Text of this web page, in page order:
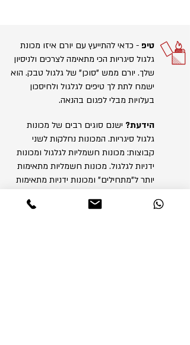
טיפ - כדאי להתייעץ עם יורם איזו מכונת
גלגול סיגריות הכי מתאימה לצרכים ולניסיון
שלך. יורם ממש "סוכן" של גלגול טבק. הוא
ישמח לתת לך טיפים לגלגול ולחיסכון
בעלויות מבלי לפגום בהנאה.
הידעת? ישנם סוגים רבים של מכונות
גלגול סיגריות. המכונות נחלקות לשני
קבוצות: מכונות חשמליות לגלגול ומכונות
ידניות לגלגול. מכונות חשמליות מתאימות
יותר ל"מתחילים" ומכונות ידניות מתאימות